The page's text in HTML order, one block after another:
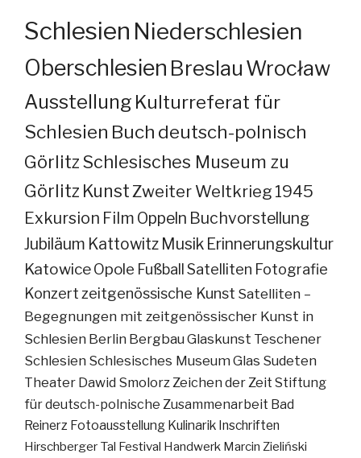
Schlesien Niederschlesien
Oberschlesien Breslau Wrocław
Ausstellung Kulturreferat für
Schlesien Buch deutsch-polnisch
GörlitzSchlesisches Museum zu
Görlitz KunstZweiter Weltkrieg 1945
Exkursion Film Oppeln Buchvorstellung
Jubiläum Kattowitz Musik Erinnerungskultur
KatowiceOpole FußballSatelliten Fotografie
Konzertzeitgenössische Kunst Satelliten –
Begegnungen mit zeitgenössischer Kunst in
Schlesien Berlin BergbauGlaskunst Teschener
Schlesien Schlesisches MuseumGlas Sudeten
Theater Dawid SmolorzZeichen der Zeit Stiftung
für deutsch-polnische Zusammenarbeit Bad
Reinerz Fotoausstellung Kulinarik Inschriften
Hirschberger Tal Festival Handwerk Marcin Zieliński